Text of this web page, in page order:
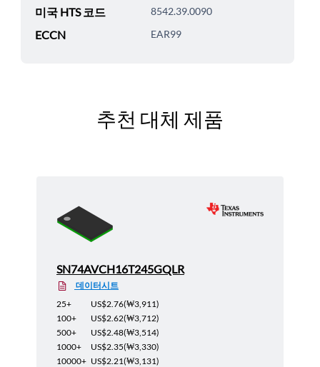
미국 HTS 코드 8542.39.0090
ECCN EAR99
추천 대체 제품
SN74AVCH16T245GQLR
데이터시트
25+
US$2.76(₩3,911)
100+
US$2.62(₩3,712)
500+
US$2.48(₩3,514)
1000+
US$2.35(₩3,330)
10000+ US$2.21(₩3,131)